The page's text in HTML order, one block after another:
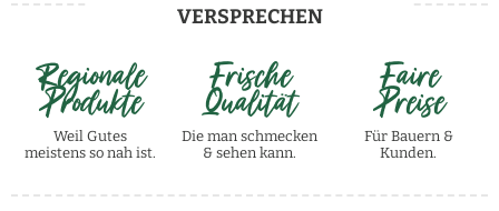
VERSPRECHEN
Regionale
Produkte
Weil Gutes
meistens so nah ist.
Frische
Qualität
Die man schmecken
& sehen kann.
Faire
Preise
Für Bauern &
Kunden.